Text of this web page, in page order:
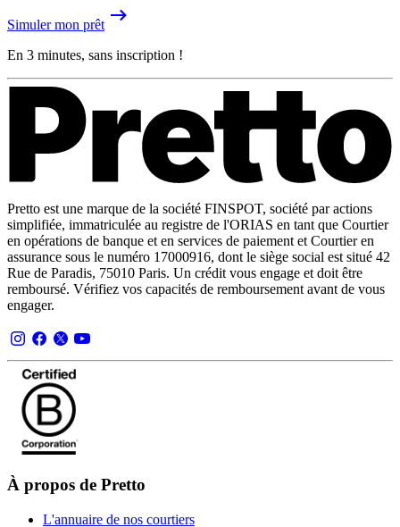
Simuler mon prêt
En 3 minutes, sans inscription !
Pretto est une marque de la société FINSPOT, société par actions
simplifiée, immatriculée au registre de l'ORIAS en tant que Courtier
en opérations de banque et en services de paiement et Courtier en
assurance sous le numéro 17000916, dont le siège social est situé 42
Rue de Paradis, 75010 Paris. Un crédit vous engage et doit être
remboursé. Vérifiez vos capacités de remboursement avant de vous
engager.
À propos de Pretto
L'annuaire de nos courtiers